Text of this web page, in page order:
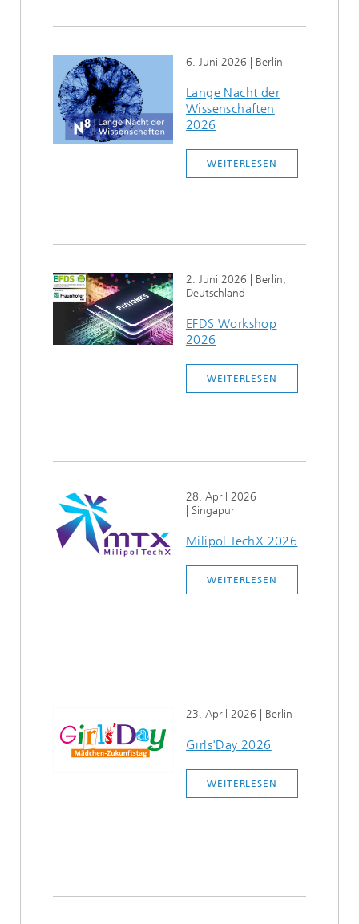
6. Juni 2026 | Berlin
Lange Nacht der
Wissenschaften
2026
WEITERLESEN
2. Juni 2026
| Berlin,
Deutschland
EFDS Workshop
2026
WEITERLESEN
28. April 2026
| Singapur
Milipol TechX 2026
WEITERLESEN
23. April 2026 | Berlin
Girls'Day 2026
WEITERLESEN